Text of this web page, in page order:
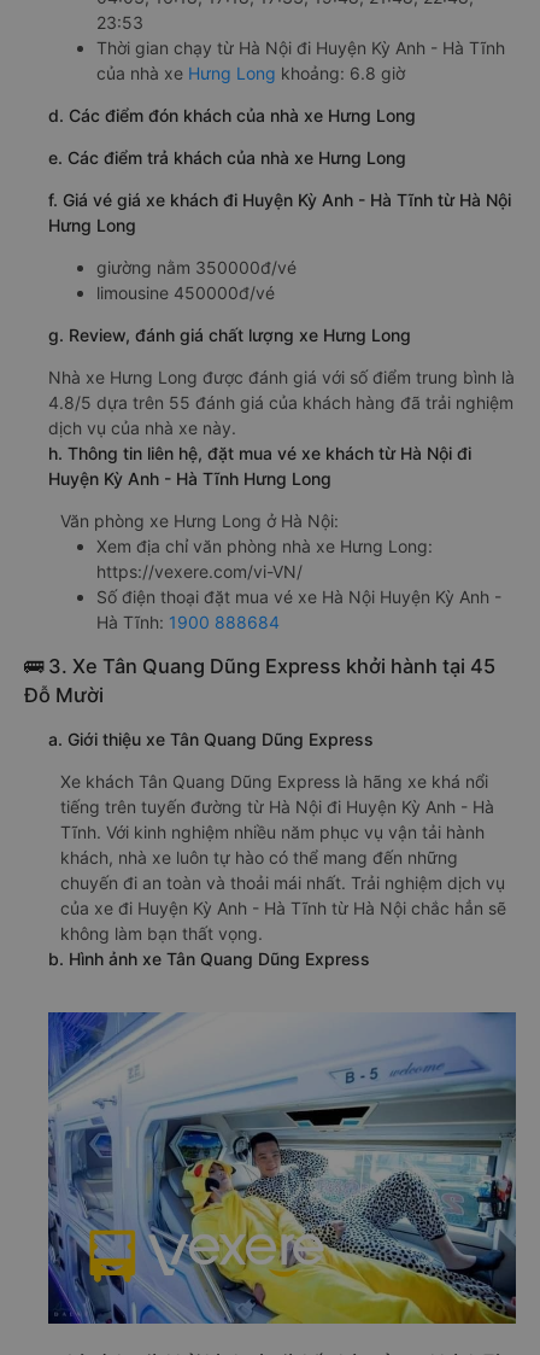
23:53
Thời gian chạy từ Hà Nội đi Huyện Kỳ Anh - Hà Tĩnh
của nhà xe Hưng Long khoảng: 6.8 giờ
d. Các điểm đón khách của nhà xe Hưng Long
e. Các điểm trả khách của nhà xe Hưng Long
f. Giá vé giá xe khách đi Huyện Kỳ Anh - Hà Tĩnh từ Hà Nội
Hưng Long
giường nằm 350000đ/vé
limousine 450000đ/vé
g. Review, đánh giá chất lượng xe Hưng Long
Nhà xe Hưng Long được đánh giá với số điểm trung bình là
4.8/5 dựa trên 55 đánh giá của khách hàng đã trải nghiệm
dịch vụ của nhà xe này.
h. Thông tin liên hệ, đặt mua vé xe khách từ Hà Nội đi
Huyện Kỳ Anh - Hà Tĩnh Hưng Long
Văn phòng xe Hưng Long ở Hà Nội:
Xem địa chỉ văn phòng nhà xe Hưng Long:
https://vexere.com/vi-VN/
Số điện thoại đặt mua vé xe Hà Nội Huyện Kỳ Anh -
Hà Tĩnh: 1900 888684
🚌 3. Xe Tân Quang Dũng Express khởi hành tại 45
Đỗ Mười
a. Giới thiệu xe Tân Quang Dũng Express
Xe khách Tân Quang Dũng Express là hãng xe khá nổi
tiếng trên tuyến đường từ Hà Nội đi Huyện Kỳ Anh - Hà
Tĩnh. Với kinh nghiệm nhiều năm phục vụ vận tải hành
khách, nhà xe luôn tự hào có thể mang đến những
chuyến đi an toàn và thoải mái nhất. Trải nghiệm dịch vụ
của xe đi Huyện Kỳ Anh - Hà Tĩnh từ Hà Nội chắc hẳn sẽ
không làm bạn thất vọng.
b. Hình ảnh xe Tân Quang Dũng Express